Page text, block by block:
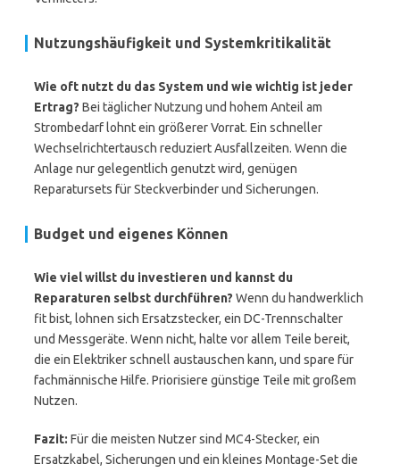
Nutzungshäufigkeit und Systemkritikalität
Wie oft nutzt du das System und wie wichtig ist jeder
Ertrag? Bei täglicher Nutzung und hohem Anteil am
Strombedarf lohnt ein größerer Vorrat. Ein schneller
Wechselrichtertausch reduziert Ausfallzeiten. Wenn die
Anlage nur gelegentlich genutzt wird, genügen
Reparatursets für Steckverbinder und Sicherungen.
Budget und eigenes Können
Wie viel willst du investieren und kannst du
Reparaturen selbst durchführen? Wenn du handwerklich
fit bist, lohnen sich Ersatzstecker, ein DC-Trennschalter
und Messgeräte. Wenn nicht, halte vor allem Teile bereit,
die ein Elektriker schnell austauschen kann, und spare für
fachmännische Hilfe. Priorisiere günstige Teile mit großem
Nutzen.
Fazit: Für die meisten Nutzer sind MC4-Stecker, ein
Ersatzkabel, Sicherungen und ein kleines Montage-Set die